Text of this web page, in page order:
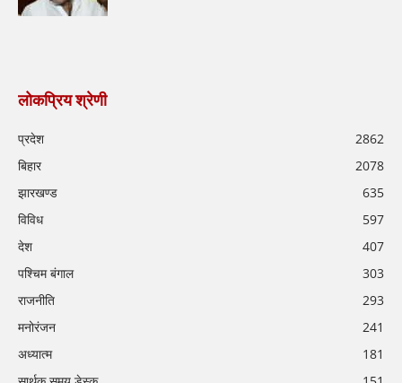
लोकप्रिय श्रेणी
प्रदेश
2862
बिहार
2078
झारखण्ड
635
विविध
597
देश
407
पश्चिम बंगाल
303
राजनीति
293
मनोरंजन
241
अध्यात्म
181